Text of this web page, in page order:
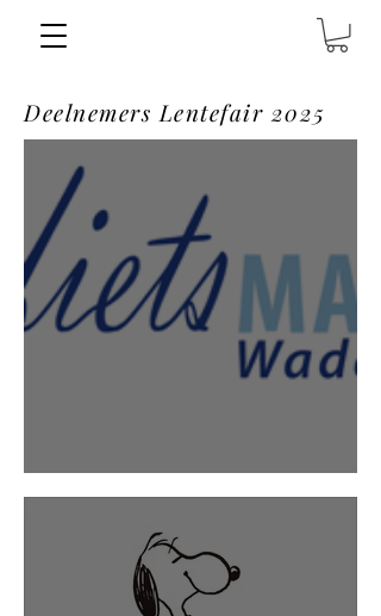
Deelnemers Lentefair 2025
Fietsmaatjes